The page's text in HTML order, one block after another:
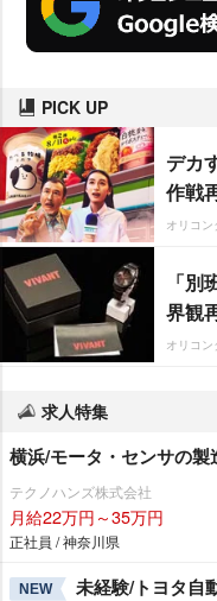
PICK UP
デカ
作戦
オリコ
「
界観
オリコ
求人特集
横浜/モータ・センサの
テクノハンズ株式会社
月給22万円～35万円
正社員 / 神奈川県
NEW 未経験/トヨタ自